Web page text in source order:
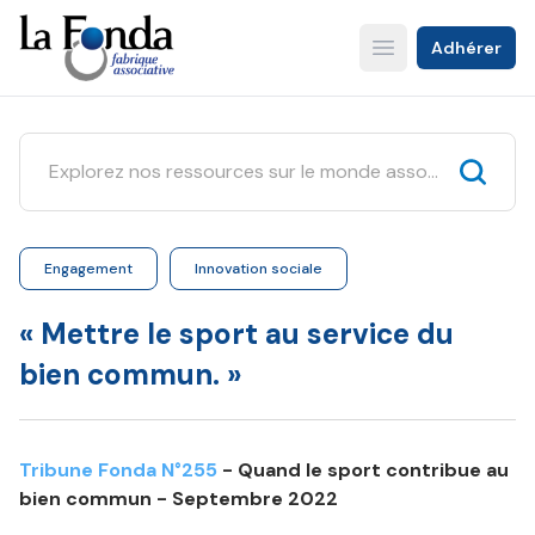
Aller
au
contenu
principal
Open main menu
Adhérer
Engagement Innovation sociale
« Mettre le sport au service du
bien commun. »
Tribune Fonda N°255 - Quand le sport contribue au
bien commun - Septembre 2022